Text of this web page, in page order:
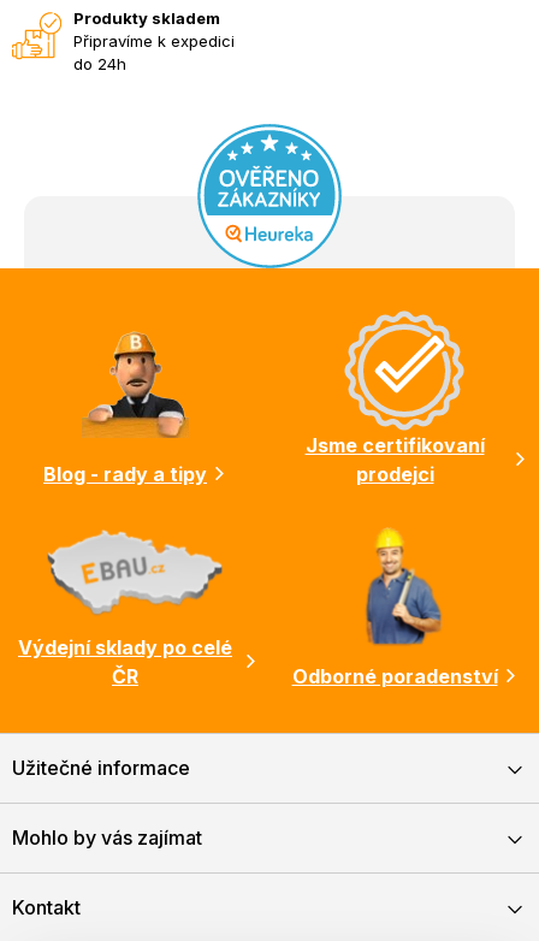
Produkty skladem
Připravíme k expedici
do 24h
Blog - rady a tipy
Jsme certifikovaní
prodejci
Výdejní sklady po celé
ČR
Odborné poradenství
Užitečné informace
Mohlo by vás zajímat
Kontakt